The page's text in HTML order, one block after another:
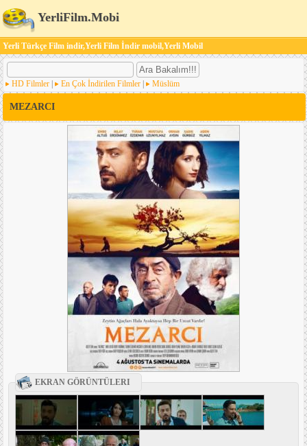
YerliFilm.Mobi
Yerli Türkçe Film indir,Yerli Film İndir mobil,Yerli Mobil
HD Filmler En Çok İndirilen Filmler Müslüm
MEZARCI
EKRAN GÖRÜNTÜLERI